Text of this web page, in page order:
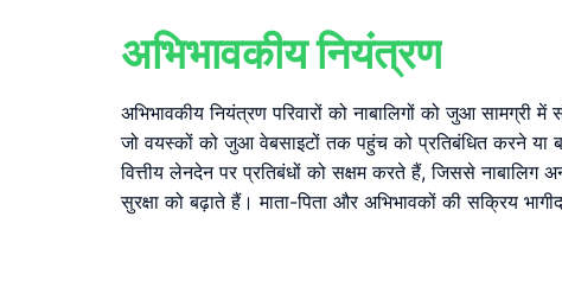
अभिभावकीय नियंत्रण
अभिभावकीय नियंत्रण परिवारों को नाबालिगों को जुआ
जो वयस्कों को जुआ वेबसाइटों तक पहुंच को प्रतिबंधित करने या
वित्तीय लेनदेन पर प्रतिबंधों को सक्षम करते हैं, जिससे
सुरक्षा को बढ़ाते हैं। माता-पिता और अभिभावकों की सक्रिय